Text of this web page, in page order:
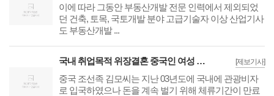
이에 따라 그동안 부동산개발 전문 인력에서 제외되었
던 건축, 토목, 국토개발 분야 고급기술자 이상 산업기사
도 부동산개발 ...
[제보기사]
국내 취업목적 위장결혼 중국인 여성 등 2명 검거
중국 조선족 김모씨는 지난 03년도에 국내에 관광비자
로 입국하였으나 돈을 계속 벌기 위해 체류기간이 만료